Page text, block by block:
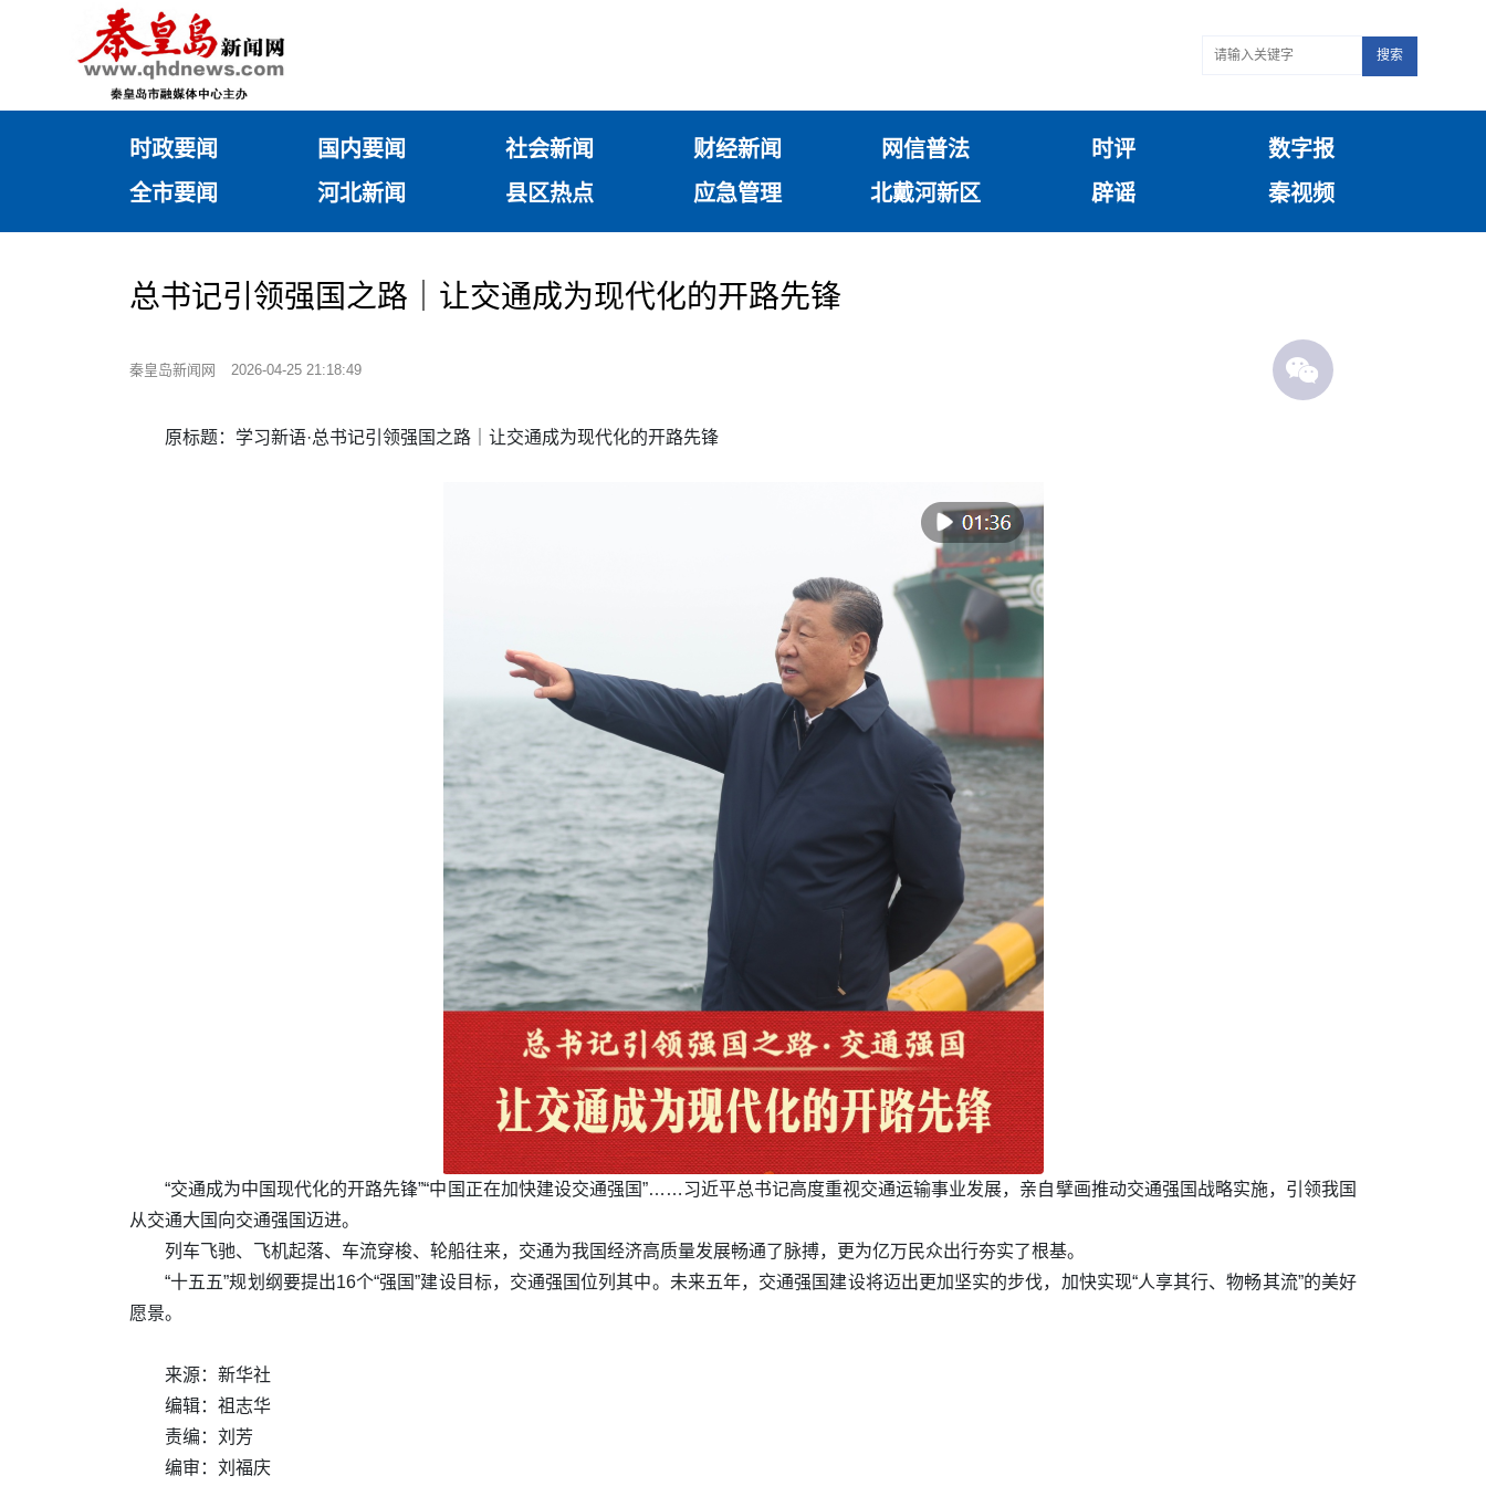
搜索
时政要闻 国内要闻 社会新闻 财经新闻 网信普法 时评
数字报
全市要闻
河北新闻 县区热点 应急管理 北戴河新区 辟谣 秦视频
总书记引领强国之路｜让交通成为现代化的开路先锋
秦皇岛新闻网 2026-04-25 21:18:49
原标题：学习新语·总书记引领强国之路｜让交通成为现代化的开路先锋
“交通成为中国现代化的开路先锋”“中国正在加快建设交通强国”……习近平总书记高度重视交通运输事业发展，亲自擘画推动交通强国战略实施，引领我国
从交通大国向交通强国迈进。
列车飞驰、飞机起落、车流穿梭、轮船往来，交通为我国经济高质量发展畅通了脉搏，更为亿万民众出行夯实了根基。
“十五五”规划纲要提出16个“强国”建设目标，交通强国位列其中。未来五年，交通强国建设将迈出更加坚实的步伐，加快实现“人享其行、物畅其流”的美好
愿景。
来源：新华社
编辑：祖志华
责编：刘芳
编审：刘福庆